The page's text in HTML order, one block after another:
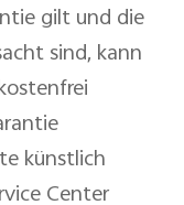
gilt und die
sind, kann
künstlich
Center